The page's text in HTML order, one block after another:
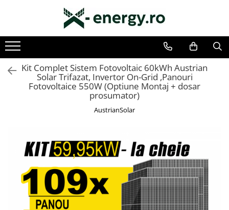
Trifazate
INVERTOARE
ACUMULATORI/BATERII
SISTEME DE MONITORIZARE
CABLURI SI CONECTORI
Kit Complet Sistem Fotovoltaic 60kWh Austrian
Solar Trifazat, Invertor On-Grid ,Panouri
Fotovoltaice 550W (Optiune Montaj + dosar
prosumator)
AustrianSolar